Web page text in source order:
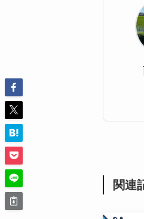
関連